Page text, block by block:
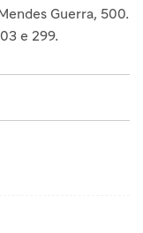
Guerra, 500.
e 299.